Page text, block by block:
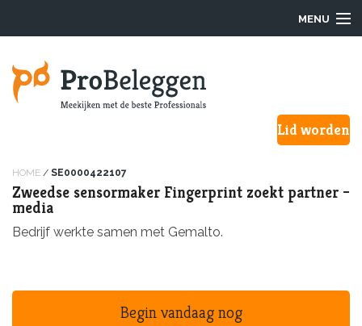
MENU
Hoe werkt het?
Onze Pro’s
Over ons
Lid worden
HOME / SE0000422107
Zweedse sensormaker Fingerprint zoekt partner –
media
Bedrijf werkte samen met Gemalto.
Begin vandaag nog